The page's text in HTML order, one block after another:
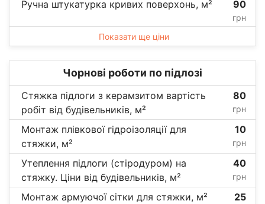
Ручна штукатурка кривих поверхонь, м² 90
грн
Показати ще ціни
Чорнові роботи по підлозі
Стяжка підлоги з керамзитом вартість
робіт від будівельників, м²
80
грн
Монтаж плівкової гідроізоляції для
стяжки, м²
10
грн
Утеплення підлоги (стіродуром) на
стяжку. Ціни від будівельників, м²
40
грн
Монтаж армуючої сітки для стяжки, м² 25